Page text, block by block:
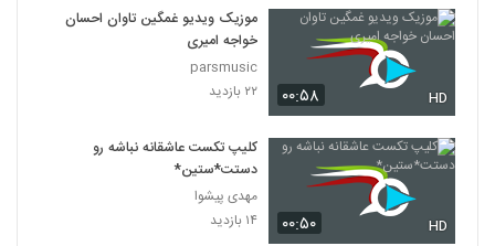
۰۰:۵۸ HD
موزیک ویدیو غمگین تاوان احسان
خواجه امیری
parsmusic
۲۲ بازدید
۰۰:۵۰ HD
کلیپ تکست عاشقانه نباشه رو
دستت*ستین*
مهدی پیشوا
۱۴ بازدید